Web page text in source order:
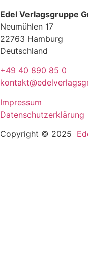
Edel Verlagsgruppe
Neumühlen 17
22763 Hamburg
Deutschland
+49 40 890 85 0
Impressum
Datenschutzerklärung
Copyright © 2025